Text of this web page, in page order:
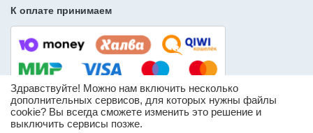
К оплате принимаем
© ООО «Слорос» – продажа мебельной фурнитуры.
* Информация о количестве товара носит справочный
Здравствуйте! Можно нам включить несколько
дополнительных сервисов, для которых нужны файлы
cookie? Вы всегда сможете изменить это решение и
выключить сервисы позже.